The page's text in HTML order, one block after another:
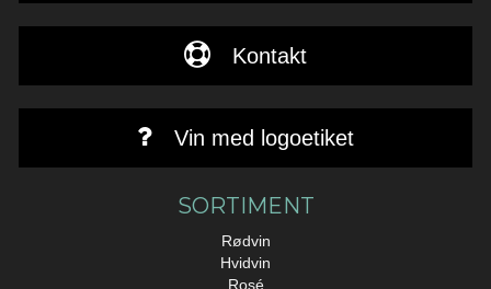
Kontakt
Vin med logoetiket
SORTIMENT
Rødvin
Hvidvin
Rosé